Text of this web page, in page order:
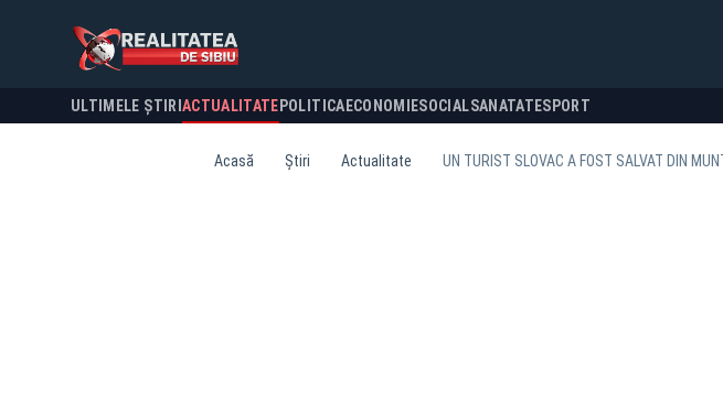
ULTIMELE ȘTIRI ACTUALITATE POLITICA ECONOMIESOCIALSANATATESPORT
Acasă Știri Actualitate UN TURIST SLOVAC A FOST SALVAT DIN